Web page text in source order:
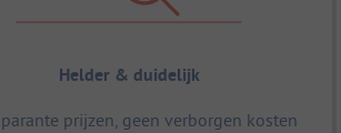
Helder & duidelijk
prijzen, geen verborgen kosten